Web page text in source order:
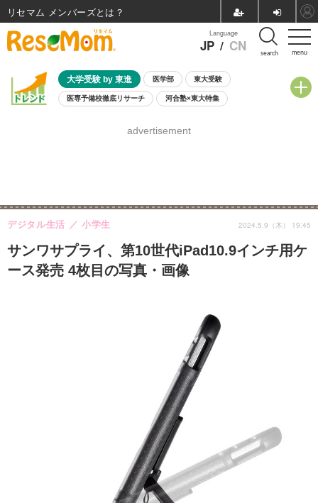
menu
Language
JP / CN search
大学受験 by 東進 医学部 東大受験
医専予備校徹底リサーチ 河合塾×東大特集
8月開催学校説明会・相談会
advertisement
サンワサプライ、第10世代iPad10.9インチ用ケ
ース発売 4枚目の写真・画像
デジタル生活 小学生 2024.5.9（木） 19:45
リセマム メンバーズ